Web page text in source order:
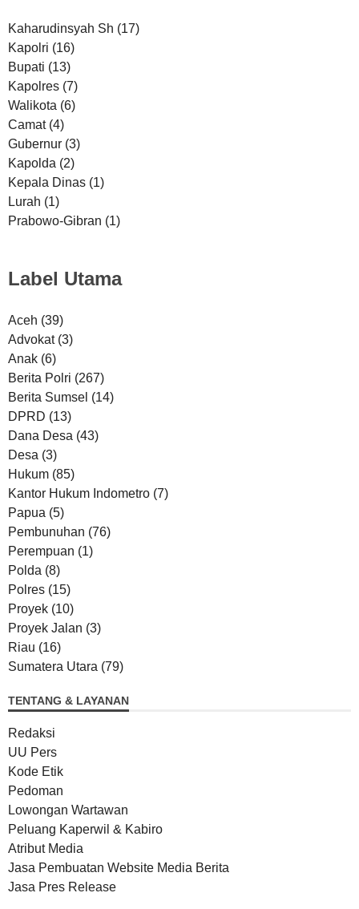
Kaharudinsyah Sh (17)
Kapolri (16)
Bupati (13)
Kapolres (7)
Walikota (6)
Camat (4)
Gubernur (3)
Kapolda (2)
Kepala Dinas (1)
Lurah (1)
Prabowo-Gibran (1)
Label Utama
Aceh (39)
Advokat (3)
Anak (6)
Berita Polri (267)
Berita Sumsel (14)
DPRD (13)
Dana Desa (43)
Desa (3)
Hukum (85)
Kantor Hukum Indometro (7)
Papua (5)
Pembunuhan (76)
Perempuan (1)
Polda (8)
Polres (15)
Proyek (10)
Proyek Jalan (3)
Riau (16)
Sumatera Utara (79)
TENTANG & LAYANAN
Redaksi
UU Pers
Kode Etik
Pedoman
Lowongan Wartawan
Peluang Kaperwil & Kabiro
Atribut Media
Jasa Pembuatan Website Media Berita
Jasa Pres Release